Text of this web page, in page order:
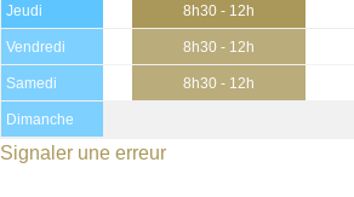
Jeudi 8h30 - 12h
Vendredi 8h30 - 12h
Samedi 8h30 - 12h
Dimanche
Signaler une erreur